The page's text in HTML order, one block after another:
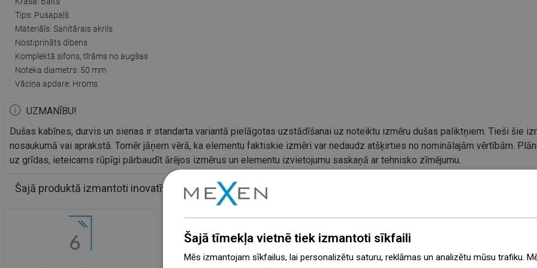
Tips: Pusapaļš
Materiāls: Sanitārais akrils
Nostiprināts dibens
Komplektā sifons, tīrāms no augšas
Noteka diametrs: 50 mm
Vāciņa apdare: Hroms
UZMANĪBU!
Dušas kabīnes, durvis un sienas ir standarta variantā pielāgotas uzstādīšanai uz noteiktu izmēru dušas paliktņiem. Tieši šie
nosaukumā vai aprakstā. Tomēr jāņem vērā, ka elementu faktiskie izmēri var nedaudz atšķirties no nominālajām vērtībām.
uz grīdas, ieteicams rūpīgi pārbaudīt ārējos izmērus un elementu izvietojumu saskaņā ar tehnisko zīmējumu.
Šajā produktā izmantoti inovatīvi risinājumi
Šajā tīmekļa vietnē tiek izmantoti sīkfaili
Mēs izmantojam sīkfailus, lai personalizētu saturu, reklāmas un analizētu mūsu trafiku.